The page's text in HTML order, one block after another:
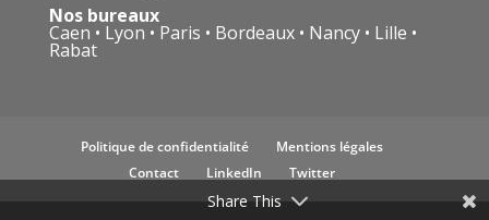
Nos bureaux
Caen • Lyon • Paris • Bordeaux • Nancy • Lille •
Rabat
Politique de confidentialité
Mentions légales
Contact
LinkedIn Twitter
Share This